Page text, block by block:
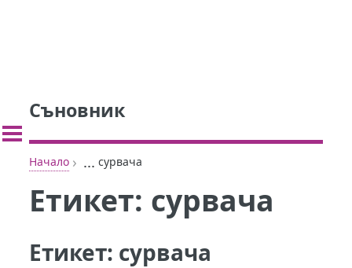
Съновник
Начало › ... сурвача
Етикет: сурвача
Етикет: сурвача